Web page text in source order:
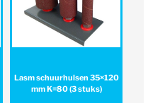
Lasm schuurhulsen 35×120
mm K=80 (3 stuks)